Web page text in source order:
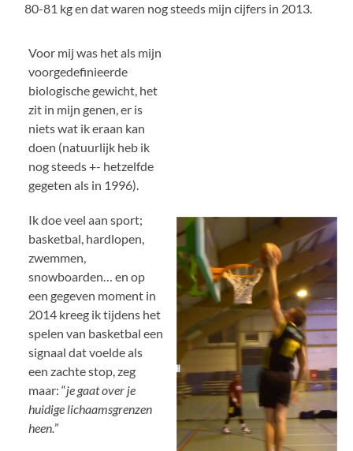
80-81 kg en dat waren nog steeds mijn cijfers in 2013.
Voor mij was het als mijn
voorgedefinieerde
biologische gewicht, het
zit in mijn genen, er is
niets wat ik eraan kan
doen (natuurlijk heb ik
nog steeds +- hetzelfde
gegeten als in 1996).
Ik doe veel aan sport;
basketbal, hardlopen,
zwemmen,
snowboarden… en op
een gegeven moment in
2014 kreeg ik tijdens het
spelen van basketbal een
signaal dat voelde als
een zachte stop, zeg
maar: “je gaat over je
huidige lichaamsgrenzen
heen.”